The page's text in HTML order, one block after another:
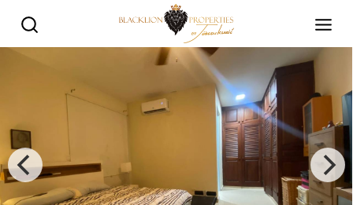
APARTAMENTO BUENA VISTA NORTE - Black Lion